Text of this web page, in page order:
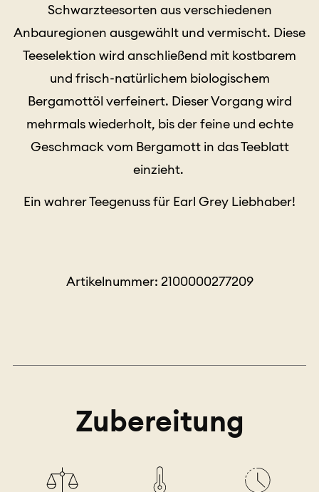
Schwarzteesorten aus verschiedenen
Anbauregionen ausgewählt und vermischt. Diese
Teeselektion wird anschließend mit kostbarem
und frisch-natürlichem biologischem
Bergamottöl verfeinert. Dieser Vorgang wird
mehrmals wiederholt, bis der feine und echte
Geschmack vom Bergamott in das Teeblatt
einzieht.
Ein wahrer Teegenuss für Earl Grey Liebhaber!
Artikelnummer: 2100000277209
Zubereitung